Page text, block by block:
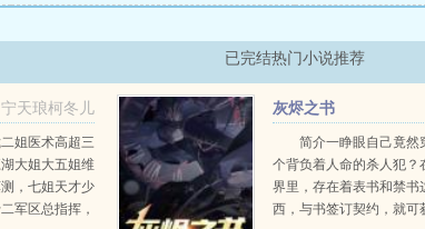
已完结热门小说推荐
宁天琅柯冬儿
柯冬儿
姐医术高超三
大姐大五姐维
，七姐天才少
军区总指挥，
灰烬之书
简介一睁眼自己竟然
个背负着人命的杀人犯？
界里，存在着表书和禁书
西，与书签订契约，就可